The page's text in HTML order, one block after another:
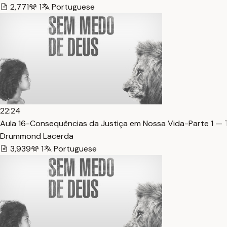
2,771
1 Portuguese
22:24
Aula 16-Consequências da Justiça em Nossa Vida-Parte 1 —
Drummond Lacerda
3,939
1 Portuguese